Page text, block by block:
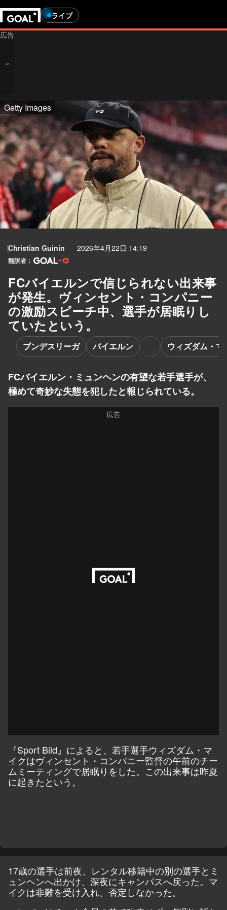
ライブ
Getty Images
Christian Guinin 2026年4月22日 14:19
翻訳者：
FCバイエルンで信じられない出来事
が発生。ヴィンセント・コンパニー
の激励スピーチ中、選手が居眠りし
ていたという。
ブンデスリーガ バイエルン ウィズダム・マ
FCバイエルン・ミュンヘンの有望な若手選手が、
極めて奇妙な失態を犯したと報じられている。
『Sport Bild 』によると、若手選手ウィズダム・マ
イクはヴィンセント・コンパニー監督の午前のチー
ムミーティングで居眠りをした。この出来事は昨夏
に起きたという。
17歳の選手は前夜、レンタル移籍中の別の選手とミ
ュンヘンへ出かけ、深夜にキャンパスへ戻った。マ
イクは非難を受け入れ、否定しなかった。